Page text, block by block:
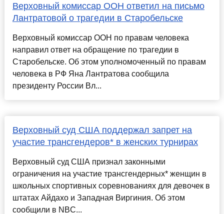
Верховный комиссар ООН ответил на письмо
Лантратовой о трагедии в Старобельске
Верховный комиссар ООН по правам человека
направил ответ на обращение по трагедии в
Старобельске. Об этом уполномоченный по правам
человека в РФ Яна Лантратова сообщила
президенту России Вл...
Верховный суд США поддержал запрет на
участие трансгендеров* в женских турнирах
Верховный суд США признал законными
ограничения на участие трансгендерных* женщин в
школьных спортивных соревнованиях для девочек в
штатах Айдахо и Западная Виргиния. Об этом
сообщили в NBC...